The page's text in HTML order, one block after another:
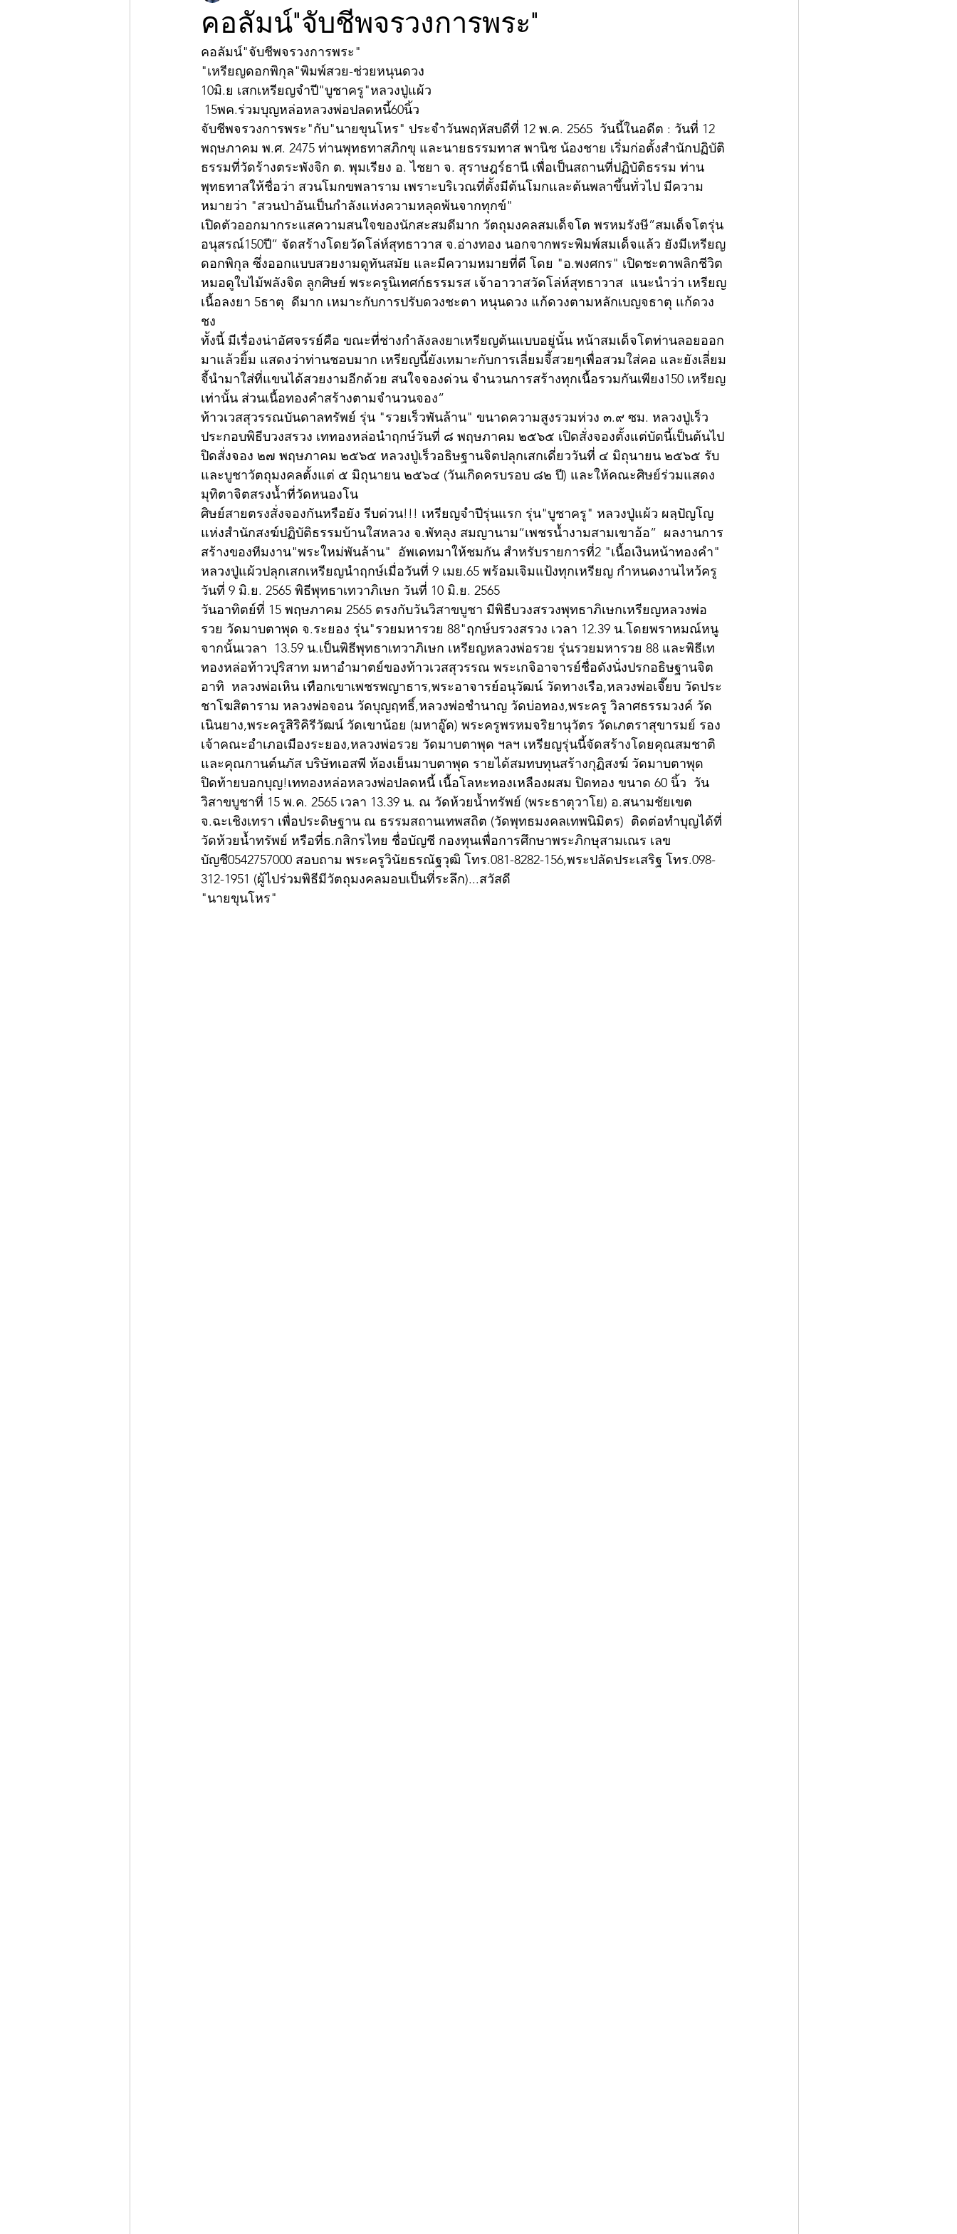
คอลัมน์"จับชีพจรวงการพระ"
คอลัมน์"จับชีพจรวงการพระ"
"เหรียญดอกพิกุล"พิมพ์สวย-ช่วยหนุนดวง
10มิ.ย เสกเหรียญจำปี"บูชาครู"หลวงปู่แผ้ว
15พค.ร่วมบุญหล่อหลวงพ่อปลดหนี้60นิ้ว
จับชีพจรวงการพระ"กับ"นายขุนโหร" ประจำวันพฤหัสบดีที่ 12 พ.ค. 2565  วันนี้ในอดีต : วันที่ 12
พฤษภาคม พ.ศ. 2475 ท่านพุทธทาสภิกขุ และนายธรรมทาส พานิช น้องชาย เริ่มก่อตั้งสำนักปฏิบัติ
ธรรมที่วัดร้างตระพังจิก ต. พุมเรียง อ. ไชยา จ. สุราษฎร์ธานี เพื่อเป็นสถานที่ปฏิบัติธรรม ท่าน
พุทธทาสให้ชื่อว่า สวนโมกขพลาราม เพราะบริเวณที่ตั้งมีต้นโมกและต้นพลาขึ้นทั่วไป มีความ
หมายว่า "สวนป่าอันเป็นกำลังแห่งความหลุดพ้นจากทุกข์"
เปิดตัวออกมากระแสความสนใจของนักสะสมดีมาก วัตถุมงคลสมเด็จโต พรหมรังษี”สมเด็จโตรุ่น
อนุสรณ์150ปี” จัดสร้างโดยวัดโล่ห์สุทธาวาส จ.อ่างทอง นอกจากพระพิมพ์สมเด็จแล้ว ยังมีเหรียญ
ดอกพิกุล ซึ่งออกแบบสวยงามดูทันสมัย และมีความหมายที่ดี โดย "อ.พงศกร" เปิดชะตาพลิกชีวิต
หมอดูใบไม้พลังจิต ลูกศิษย์ พระครูนิเทศก์ธรรมรส เจ้าอาวาสวัดโล่ห์สุทธาวาส  แนะนำว่า เหรียญ
เนื้อลงยา 5ธาตุ  ดีมาก เหมาะกับการปรับดวงชะตา หนุนดวง แก้ดวงตามหลักเบญจธาตุ แก้ดวง
ชง
ทั้งนี้ มีเรื่องน่าอัศจรรย์คือ ขณะที่ช่างกำลังลงยาเหรียญต้นแบบอยู่นั้น หน้าสมเด็จโตท่านลอยออก
มาแล้วยิ้ม แสดงว่าท่านชอบมาก เหรียญนี้ยังเหมาะกับการเลี่ยมจี้สวยๆเพื่อสวมใส่คอ และยังเลี่ยม
จี้นำมาใส่ที่แขนได้สวยงามอีกด้วย สนใจจองด่วน จำนวนการสร้างทุกเนื้อรวมกันเพียง150 เหรียญ
เท่านั้น ส่วนเนื้อทองคำสร้างตามจำนวนจอง”
ท้าวเวสสุวรรณบันดาลทรัพย์ รุ่น "รวยเร็วพันล้าน" ขนาดความสูงรวมห่วง ๓.๙ ซม. หลวงปู่เร็ว
ประกอบพิธีบวงสรวง เททองหล่อนำฤกษ์วันที่ ๘ พฤษภาคม ๒๕๖๕ เปิดสั่งจองตั้งแต่บัดนี้เป็นต้นไป
ปิดสั่งจอง ๒๗ พฤษภาคม ๒๕๖๕ หลวงปู่เร็วอธิษฐานจิตปลุกเสกเดี่ยววันที่ ๔ มิถุนายน ๒๕๖๕ รับ
และบูชาวัตถุมงคลตั้งแต่ ๕ มิถุนายน ๒๕๖๔ (วันเกิดครบรอบ ๘๒ ปี) และให้คณะศิษย์ร่วมแสดง
มุทิตาจิตสรงน้ำที่วัดหนองโน
ศิษย์สายตรงสั่งจองกันหรือยัง รีบด่วน!!! เหรียญจำปีรุ่นแรก รุ่น"บูชาครู" หลวงปู่แผ้ว ผลฺปัญโญ
แห่งสำนักสงฆ์ปฏิบัติธรรมบ้านใสหลวง จ.พัทลุง สมญานาม“เพชรน้ำงามสามเขาอ้อ”  ผลงานการ
สร้างของทีมงาน"พระใหม่พันล้าน"  อัพเดทมาให้ชมกัน สำหรับรายการที่2 "เนื้อเงินหน้าทองคำ"
หลวงปู่แผ้วปลุกเสกเหรียญนำฤกษ์เมื่อวันที่ 9 เมย.65 พร้อมเจิมแป้งทุกเหรียญ กำหนดงานไหว้ครู
วันที่ 9 มิ.ย. 2565 พิธีพุทธาเทวาภิเษก วันที่ 10 มิ.ย. 2565
วันอาทิตย์ที่ 15 พฤษภาคม 2565 ตรงกับวันวิสาขบูชา มีพิธีบวงสรวงพุทธาภิเษกเหรียญหลวงพ่อ
รวย วัดมาบตาพุด จ.ระยอง รุ่น"รวยมหารวย 88"ฤกษ์บรวงสรวง เวลา 12.39 น.โดยพราหมณ์หนู
จากนั้นเวลา  13.59 น.เป็นพิธีพุทธาเทวาภิเษก เหรียญหลวงพ่อรวย รุ่นรวยมหารวย 88 และพิธีเท
ทองหล่อท้าวปุริสาท มหาอำมาตย์ของท้าวเวสสุวรรณ พระเกจิอาจารย์ชื่อดังนั่งปรกอธิษฐานจิต
อาทิ  หลวงพ่อเหิน เทือกเขาเพชรพญาธาร,พระอาจารย์อนุวัฒน์ วัดทางเรือ,หลวงพ่อเจี๊ยบ วัดประ
ชาโฆสิตาราม หลวงพ่อจอน วัดบุญฤทธิ์,หลวงพ่อชำนาญ วัดบ่อทอง,พระครู วิลาศธรรมวงค์ วัด
เนินยาง,พระครูสิริคิรีวัฒน์ วัดเขาน้อย (มหาอู๊ด) พระครูพรหมจริยานุวัตร วัดเภตราสุขารมย์ รอง
เจ้าคณะอำเภอเมืองระยอง,หลวงพ่อรวย วัดมาบตาพุด ฯลฯ เหรียญรุ่นนี้จัดสร้างโดยคุณสมชาติ
และคุณกานต์นภัส บริษัทเอสพี ห้องเย็นมาบตาพุด รายได้สมทบทุนสร้างกุฏิสงฆ์ วัดมาบตาพุด
ปิดท้ายบอกบุญ!เททองหล่อหลวงพ่อปลดหนี้ เนื้อโลหะทองเหลืองผสม ปิดทอง ขนาด 60 นิ้ว  วัน
วิสาขบูชาที่ 15 พ.ค. 2565 เวลา 13.39 น. ณ วัดห้วยน้ำทรัพย์ (พระธาตุวาโย) อ.สนามชัยเขต
จ.ฉะเชิงเทรา เพื่อประดิษฐาน ณ ธรรมสถานเทพสถิต (วัดพุทธมงคลเทพนิมิตร)  ติดต่อทำบุญได้ที่
วัดห้วยน้ำทรัพย์ หรือที่ธ.กสิกรไทย ชื่อบัญชี กองทุนเพื่อการศึกษาพระภิกษุสามเณร เลข
บัญชี0542757000 สอบถาม พระครูวินัยธรณัฐวุฒิ โทร.081-8282-156,พระปลัดประเสริฐ โทร.098-
312-1951 (ผู้ไปร่วมพิธีมีวัตถุมงคลมอบเป็นที่ระลึก)...สวัสดี
"นายขุนโหร"